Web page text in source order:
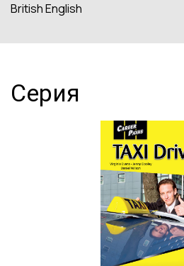
British English
Серия